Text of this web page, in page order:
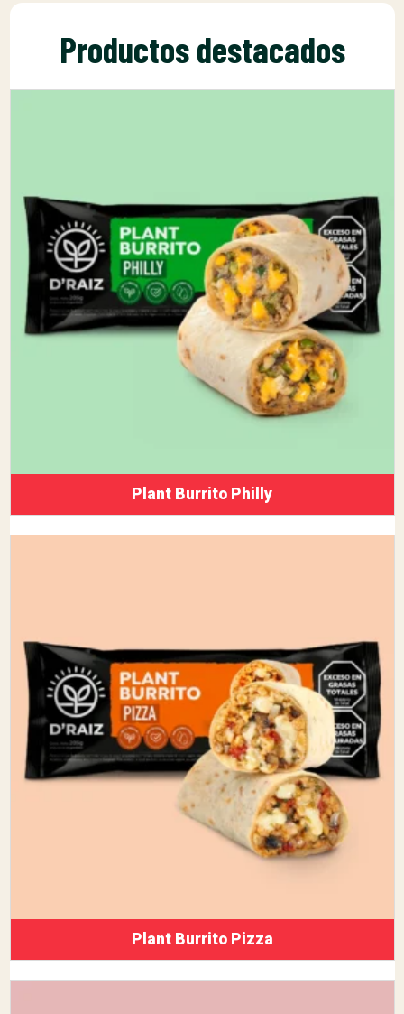
Productos destacados
Plant Burrito Philly
Plant Burrito Pizza